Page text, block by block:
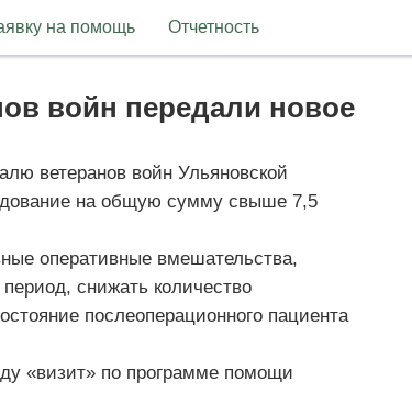
на помощь Отчетность
войн передали новое
ветеранов войн Ульяновской
на общую сумму свыше 7,5
оперативные вмешательства,
снижать количество
послеоперационного пациента
«визит» по программе помощи